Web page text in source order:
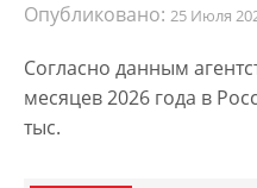
Опубликовано: 25 Июля
Согласно данным
месяцев 2026 года в
тыс.